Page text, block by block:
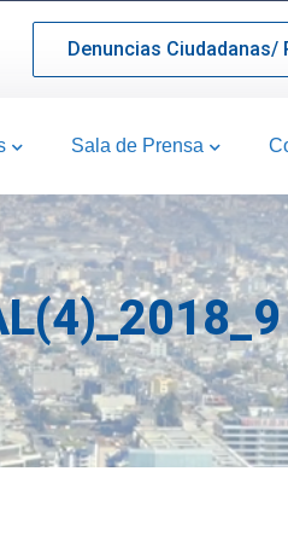
Denuncias Ciudadanas/
Sala de Prensa